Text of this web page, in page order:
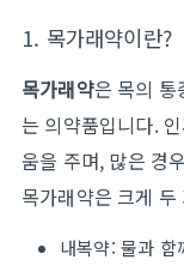
1. 목가래약이란?
목가래약은 목의 통
는 의약품입니다.
움을 주며, 많은 경
목가래약은 크게
내복약: 물과 함